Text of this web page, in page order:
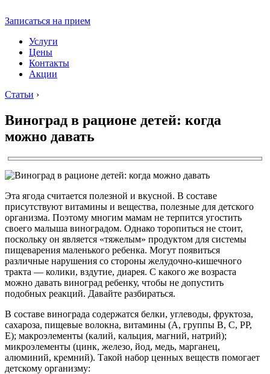
Записаться на прием
Услуги
Цены
Контакты
Акции
Статьи ›
Виноград в рационе детей: когда
можно давать
Эта ягода считается полезной и вкусной. В составе
присутствуют витамины и вещества, полезные для детского
организма. Поэтому многим мамам не терпится угостить
своего малыша виноградом. Однако торопиться не стоит,
поскольку он является «тяжелым» продуктом для системы
пищеварения маленького ребенка. Могут появиться
различные нарушения со стороны желудочно-кишечного
тракта — колики, вздутие, диарея. С какого же возраста
можно давать виноград ребенку, чтобы не допустить
подобных реакций. Давайте разбираться.
В составе винограда содержатся белки, углеводы, фруктоза,
сахароза, пищевые волокна, витамины (А, группы В, С, РР,
Е); макроэлементы (калий, кальция, магний, натрий);
микроэлементы (цинк, железо, йод, медь, марганец,
алюминий, кремний). Такой набор ценных веществ помогает
детскому организму: